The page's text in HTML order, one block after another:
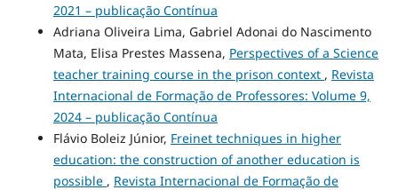
2021 – publicação Contínua
Adriana Oliveira Lima, Gabriel Adonai do Nascimento
Mata, Elisa Prestes Massena, Perspectives of a Science
teacher training course in the prison context , Revista
Internacional de Formação de Professores: Volume 9,
2024 – publicação Contínua
Flávio Boleiz Júnior, Freinet techniques in higher
education: the construction of another education is
possible , Revista Internacional de Formação de